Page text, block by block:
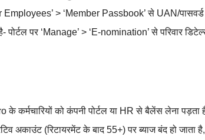
Employees’ > ‘Member Passbook’ से UAN/
पर ‘Manage’ > ‘E-nomination’ से परिवार
कर्मचारियों को कंपनी पोर्टल या HR से बैलेंस लेना पड़ता
(रिटायरमेंट के बाद 55+) पर ब्याज बंद हो जाता